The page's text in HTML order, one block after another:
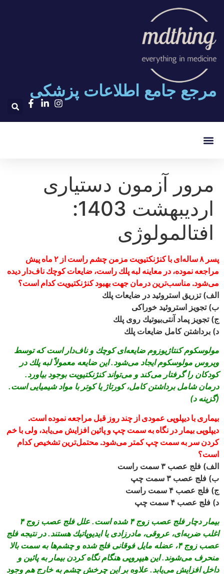
مرجع جامع اطلاعات پزشکی
مرور آزمون دستیاری
اردیبهشت 1403:
افتالمولوژی
پسر ۸ ساله‌‏اى با كنژنكتيويت مزمن چشم راست از ۲ ماه پيش
مراجعه نموده، در معاينه لبه پلك راست، ضايعات كوچك ناف‏‌دار ديده
مى‏‌شود. مناسب‌‏ترين درمان جهت بهبود كنژنكتيويت كدام است؟
الف) تزريق استروئيد در ضايعات پلك
ب) تجويز استروئيد خوراكى
ج) تجويز پماد آنتى‌‏بيوتيك روى پلك
د) برداشتن كامل ضايعات پلك
مولوسكوم كنتاژيوزوم ضايعه‌‏اى كوچك و ناف‌‏دار است كه توسط
ويروس مولوسكوم ايجاد مى‌‏شود. اين ضايعه معمولاً لبه پلك در
كودكان را گرفتار مى‏‌كند و مى‏‌تواند كنژنكتيويت بوجود بياورد.
درمان شامل برداشتن كامل، كورتاژ يا كوتر با مواد شيميايى است.
(گزينه د)
بيمارى با ديپلوپى عمودى از چند روز قبل مراجعه نموده است.
ديپلوپى بيمار در نگاه به سمت چپ و پائين افزايش مى‌‏يابد، ولى با خم
كردن سر به سمت چپ كمتر مى‏‌شود. محتمل‌‏ترين تشخيص كدام
است؟
الف) فلج عصب ۳ سمت راست
ب) فلج عصب ۳ سمت چپ
ج) فلج عصب ۴ سمت راست
د) فلج عصب ۴ سمت چپ
بيمار دچار فلج عصب زوج ۴ شده است. علل فلج عصب زوج ۴
اغلب ضربه‌‏اى، عروقى، مادرزادى يا ايديوپاتيك هستند. در نتيجه فلج
عصب زوج ۴، عضله مايل فوقانى فلج شده و چشم‌‏ها به سمت بالا
منحرف مى‌‏شوند. اين هيپروپى هنگام نگاه كردن بيمار به پائين و
داخل افزايش مى‏‌يابد. علاوه بر اين چرخش چشم به خارج هم وجود